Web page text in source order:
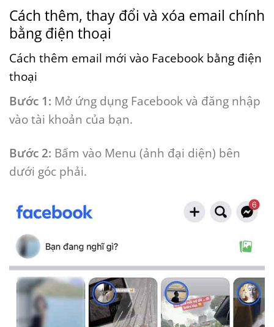
Cách thêm, thay đổi và xóa email chính
bằng điện thoại
Cách thêm email mới vào Facebook bằng điện
thoại
Bước 1: Mở ứng dụng Facebook và đăng nhập
vào tài khoản của bạn.
Bước 2: Bấm vào Menu (ảnh đại diện) bên
dưới góc phải.